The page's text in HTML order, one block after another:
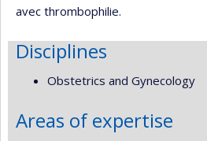
avec thrombophilie.
Disciplines
Obstetrics and Gynecology
Areas of expertise